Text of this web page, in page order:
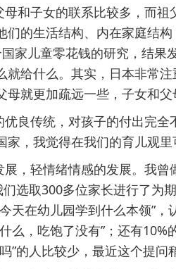
子女的联系比较多，而祖
们的生活结构、内在家庭结
家儿童零花钱的研究，结果
就给什么。其实，日本非常
就更加疏远一些，子女和父
传统，对孩子的付出完全
，我觉得在我们的育儿观里
轻情绪情感的发展。我曾
们选取300多位家长进行了为
天在幼儿园学到什么本领”
么，吃饱了没有”；还有10%
”的人比较少，最近这个提问